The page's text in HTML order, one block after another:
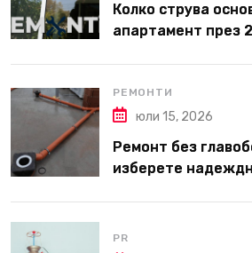
Колко струва
апартамент през
РЕМОНТИ
юли 15, 2026
Ремонт без
изберете
PR